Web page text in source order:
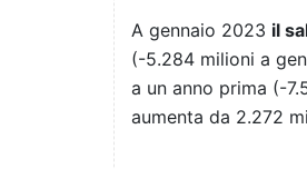
A gennaio 2023 il
(-5.284 milioni a
a un anno prima (-
aumenta da 2.272